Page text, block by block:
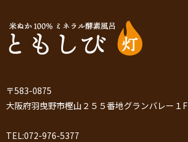
〒583-0875
大阪府羽曳野市樫山２５５番地グランバレー１F
TEL:072-976-5377